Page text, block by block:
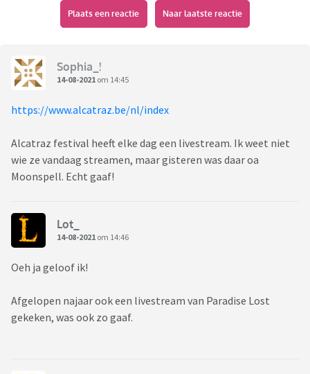
Plaats een reactie Naar laatste reactie
Sophia_!
14-08-2021 om 14:45
https://www.alcatraz.be/nl/index
Alcatraz festival heeft elke dag een livestream. Ik weet niet
wie ze vandaag streamen, maar gisteren was daar oa
Moonspell. Echt gaaf!
Lot_
14-08-2021 om 14:46
Oeh ja geloof ik!
Afgelopen najaar ook een livestream van Paradise Lost
gekeken, was ook zo gaaf.